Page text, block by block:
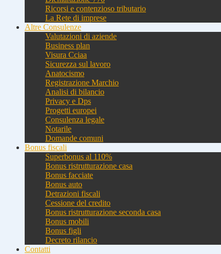
Ricorsi e contenzioso tributario
La Rete di imprese
Altre Consulenze
Valutazioni di aziende
Business plan
Visura Cciaa
Sicurezza sul lavoro
Anatocismo
Registrazione Marchio
Analisi di bilancio
Privacy e Dps
Progetti europei
Consulenza legale
Notarile
Domande comuni
Bonus fiscali
Superbonus al 110%
Bonus ristrutturazione casa
Bonus facciate
Bonus auto
Detrazioni fiscali
Cessione del credito
Bonus ristrutturazione seconda casa
Bonus mobili
Bonus figli
Decreto rilancio
Contatti